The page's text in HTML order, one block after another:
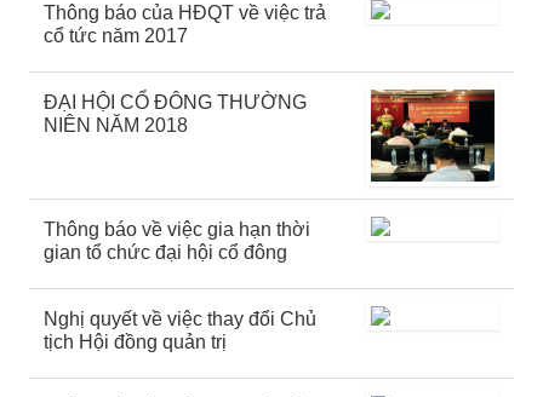
Thông báo của HĐQT về việc trả
cổ tức năm 2017
ĐẠI HỘI CỔ ĐÔNG THƯỜNG
NIÊN NĂM 2018
Thông báo về việc gia hạn thời
gian tổ chức đại hội cổ đông
Nghị quyết về việc thay đổi Chủ
tịch Hội đồng quản trị